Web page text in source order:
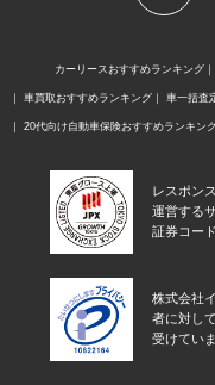
カーリースおすすめランキング
車買取おすすめランキング 車一括査
20代向け自動車保険おすすめランキン
レスポン
運営する
証券コー
株式会社
者に対し
受けていま